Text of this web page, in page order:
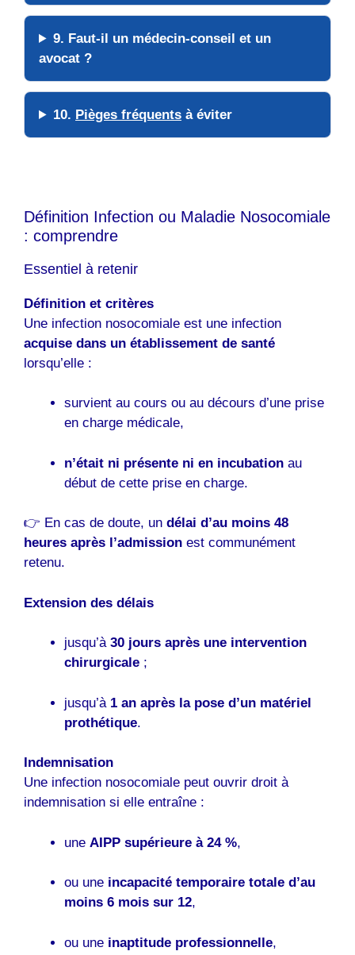
9. Faut-il un médecin-conseil et un
avocat ?
10. Pièges fréquents à éviter
Définition Infection ou Maladie Nosocomiale
: comprendre
Essentiel à retenir
Définition et critères
Une infection nosocomiale est une infection
acquise dans un établissement de santé
lorsqu’elle :
survient au cours ou au décours d’une prise
en charge médicale,
n’était ni présente ni en incubation au
début de cette prise en charge.
👉 En cas de doute, un délai d’au moins 48
heures après l’admission est communément
retenu.
Extension des délais
jusqu’à 30 jours après une intervention
chirurgicale ;
jusqu’à 1 an après la pose d’un matériel
prothétique.
Indemnisation
Une infection nosocomiale peut ouvrir droit à
indemnisation si elle entraîne :
une AIPP supérieure à 24 %,
ou une incapacité temporaire totale d’au
moins 6 mois sur 12,
ou une inaptitude professionnelle,